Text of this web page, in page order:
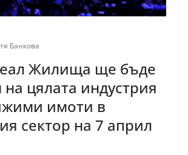
Банкова
Жилища ще бъде
цялата индустрия
имоти в
сектор на 7 април